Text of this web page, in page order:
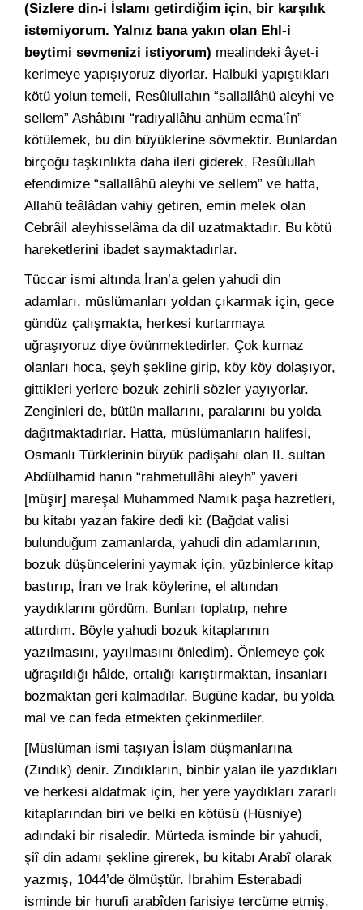
(Sizlere din-i İslamı getirdiğim için, bir karşılık
istemiyorum. Yalnız bana yakın olan Ehl-i
beytimi sevmenizi istiyorum) mealindeki âyet-i
kerimeye yapışıyoruz diyorlar. Halbuki yapıştıkları
kötü yolun temeli, Resûlullahın “sallallâhü aleyhi ve
sellem” Ashâbını “radıyallâhu anhüm ecma’în”
kötülemek, bu din büyüklerine sövmektir. Bunlardan
birçoğu taşkınlıkta daha ileri giderek, Resûlullah
efendimize “sallallâhü aleyhi ve sellem” ve hatta,
Allahü teâlâdan vahiy getiren, emin melek olan
Cebrâil aleyhisselâma da dil uzatmaktadır. Bu kötü
hareketlerini ibadet saymaktadırlar.
Tüccar ismi altında İran’a gelen yahudi din
adamları, müslümanları yoldan çıkarmak için, gece
gündüz çalışmakta, herkesi kurtarmaya
uğraşıyoruz diye övünmektedirler. Çok kurnaz
olanları hoca, şeyh şekline girip, köy köy dolaşıyor,
gittikleri yerlere bozuk zehirli sözler yayıyorlar.
Zenginleri de, bütün mallarını, paralarını bu yolda
dağıtmaktadırlar. Hatta, müslümanların halifesi,
Osmanlı Türklerinin büyük padişahı olan II. sultan
Abdülhamid hanın “rahmetullâhi aleyh” yaveri
[müşir] mareşal Muhammed Namık paşa hazretleri,
bu kitabı yazan fakire dedi ki: (Bağdat valisi
bulunduğum zamanlarda, yahudi din adamlarının,
bozuk düşüncelerini yaymak için, yüzbinlerce kitap
bastırıp, İran ve Irak köylerine, el altından
yaydıklarını gördüm. Bunları toplatıp, nehre
attırdım. Böyle yahudi bozuk kitaplarının
yazılmasını, yayılmasını önledim). Önlemeye çok
uğraşıldığı hâlde, ortalığı karıştırmaktan, insanları
bozmaktan geri kalmadılar. Bugüne kadar, bu yolda
mal ve can feda etmekten çekinmediler.
[Müslüman ismi taşıyan İslam düşmanlarına
(Zındık) denir. Zındıkların, binbir yalan ile yazdıkları
ve herkesi aldatmak için, her yere yaydıkları zararlı
kitaplarından biri ve belki en kötüsü (Hüsniye)
adındaki bir risaledir. Mürteda isminde bir yahudi,
şiî din adamı şekline girerek, bu kitabı Arabî olarak
yazmış, 1044’de ölmüştür. İbrahim Esterabadi
isminde bir hurufi arabîden farisiye tercüme etmiş,